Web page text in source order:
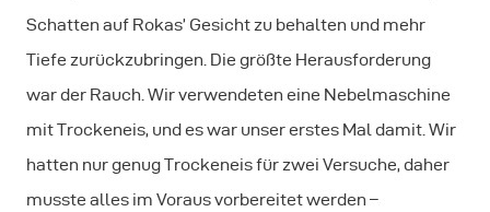
Schatten auf Rokas’ Gesicht zu behalten und mehr
Tiefe zurückzubringen. Die größte Herausforderung
war der Rauch. Wir verwendeten eine Nebelmaschine
mit Trockeneis, und es war unser erstes Mal damit. Wir
hatten nur genug Trockeneis für zwei Versuche, daher
musste alles im Voraus vorbereitet werden –